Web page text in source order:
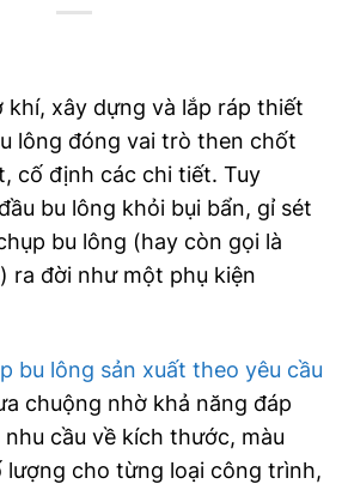
xây dựng và lắp ráp thiết
lông đóng vai trò then chốt
cố định các chi tiết. Tuy
bu lông khỏi bụi bẩn, gỉ sét
bu lông (hay còn gọi là
ra đời như một phụ kiện
bu lông sản xuất theo yêu cầu
chuộng nhờ khả năng đáp
cầu về kích thước, màu
lượng cho từng loại công trình,